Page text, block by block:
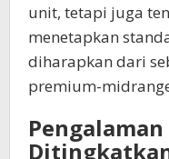
unit, tetapi juga
menetapkan
diharapkan dari
premium-